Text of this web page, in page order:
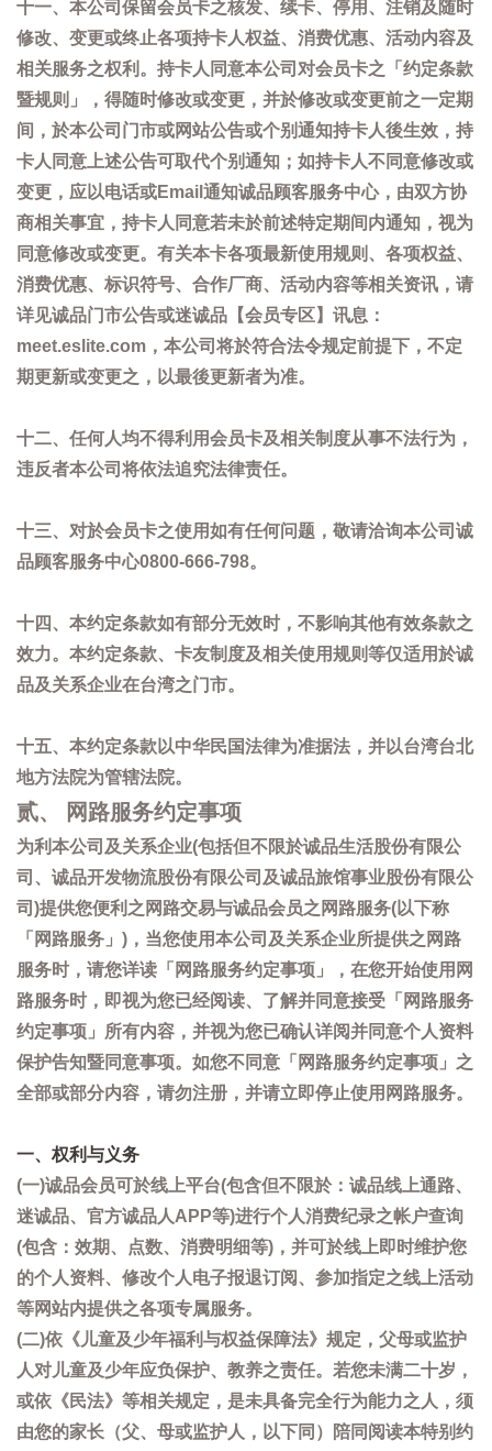
十一、本公司保留会员卡之核发、续卡、停用、注销及随时
修改、变更或终止各项持卡人权益、消费优惠、活动内容及
相关服务之权利。持卡人同意本公司对会员卡之「约定条款
暨规则」，得随时修改或变更，并於修改或变更前之一定期
间，於本公司门市或网站公告或个别通知持卡人後生效，持
卡人同意上述公告可取代个别通知；如持卡人不同意修改或
变更，应以电话或Email通知诚品顾客服务中心，由双方协
商相关事宜，持卡人同意若未於前述特定期间内通知，视为
同意修改或变更。有关本卡各项最新使用规则、各项权益、
消费优惠、标识符号、合作厂商、活动内容等相关资讯，请
详见诚品门市公告或迷诚品【会员专区】讯息：
meet.eslite.com，本公司将於符合法令规定前提下，不定
期更新或变更之，以最後更新者为准。
十二、任何人均不得利用会员卡及相关制度从事不法行为，
违反者本公司将依法追究法律责任。
十三、对於会员卡之使用如有任何问题，敬请洽询本公司诚
品顾客服务中心0800-666-798。
十四、本约定条款如有部分无效时，不影响其他有效条款之
效力。本约定条款、卡友制度及相关使用规则等仅适用於诚
品及关系企业在台湾之门市。
十五、本约定条款以中华民国法律为准据法，并以台湾台北
地方法院为管辖法院。
贰、 网路服务约定事项
为利本公司及关系企业(包括但不限於诚品生活股份有限公
司、诚品开发物流股份有限公司及诚品旅馆事业股份有限公
司)提供您便利之网路交易与诚品会员之网路服务(以下称
「网路服务」)，当您使用本公司及关系企业所提供之网路
服务时，请您详读「网路服务约定事项」，在您开始使用网
路服务时，即视为您已经阅读、了解并同意接受「网路服务
约定事项」所有内容，并视为您已确认详阅并同意个人资料
保护告知暨同意事项。如您不同意「网路服务约定事项」之
全部或部分内容，请勿注册，并请立即停止使用网路服务。
一、权利与义务
(一)诚品会员可於线上平台(包含但不限於：诚品线上通路、
迷诚品、官方诚品人APP等)进行个人消费纪录之帐户查询
(包含：效期、点数、消费明细等)，并可於线上即时维护您
的个人资料、修改个人电子报退订阅、参加指定之线上活动
等网站内提供之各项专属服务。
(二)依《儿童及少年福利与权益保障法》规定，父母或监护
人对儿童及少年应负保护、教养之责任。若您未满二十岁，
或依《民法》等相关规定，是未具备完全行为能力之人，须
由您的家长（父、母或监护人，以下同）陪同阅读本特别约